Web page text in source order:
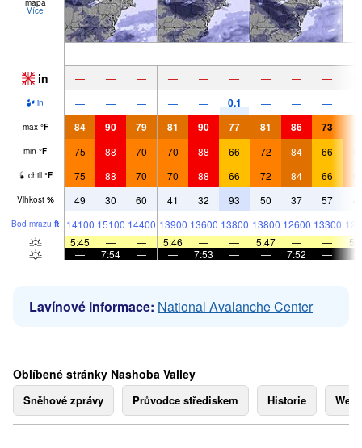
mapa
Více
in — — — — — — — — —
in — — — — — 0.1 — — —
max °F 84 90 79 81 90 77 81 86 73
min °F 75 88 70 70 88 66 72 84 66
chill °F 75 88 70 70 88 66 72 84 66
Vlhkost % 49 30 60 41 32 93 50 37 57
Bod mrazu ft 14100 15100 14400 13900 13600 13800 13800 12600 13300
5:45
— — 5:46 — — 5:47 — —
—
7:54 — — 7:53 — — 7:52 —
Lavínové informace: National Avalanche Center
Oblíbené stránky Nashoba Valley
Sněhové zprávy Průvodce střediskem Historie